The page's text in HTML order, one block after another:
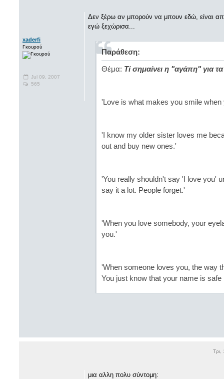
xaderfi
Γκουρού
Jul 09, 2007
565
Δεν ξέρω αν μπορούν να μπουν εδώ, είναι
εγώ ξεχώρισα...
Παράθεση:
Θέμα: Τί σημαίνει η "αγάπη" για
'Love is what makes you smile when
'I know my older sister loves me
out and buy new ones.'
'You really shouldn't say 'I love you'
say it a lot. People forget.'
'When you love somebody, your
you.'
'When someone loves you, the way
You just know that your name is safe
μια αλλη πολυ σύντομη: